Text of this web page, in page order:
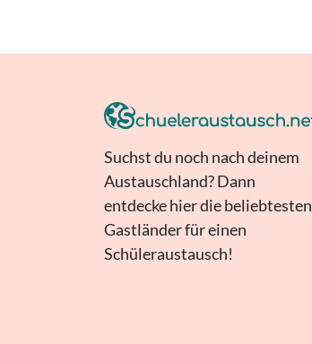
Suchst du noch nach deinem
Austauschland? Dann
entdecke hier die beliebtesten
Gastländer für einen
Schüleraustausch!